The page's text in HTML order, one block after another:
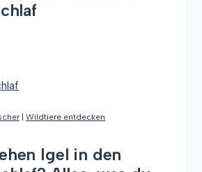
Waldbewohner
helfen:
Winterschlaf
| Wildtiere entdecken
Igel in den